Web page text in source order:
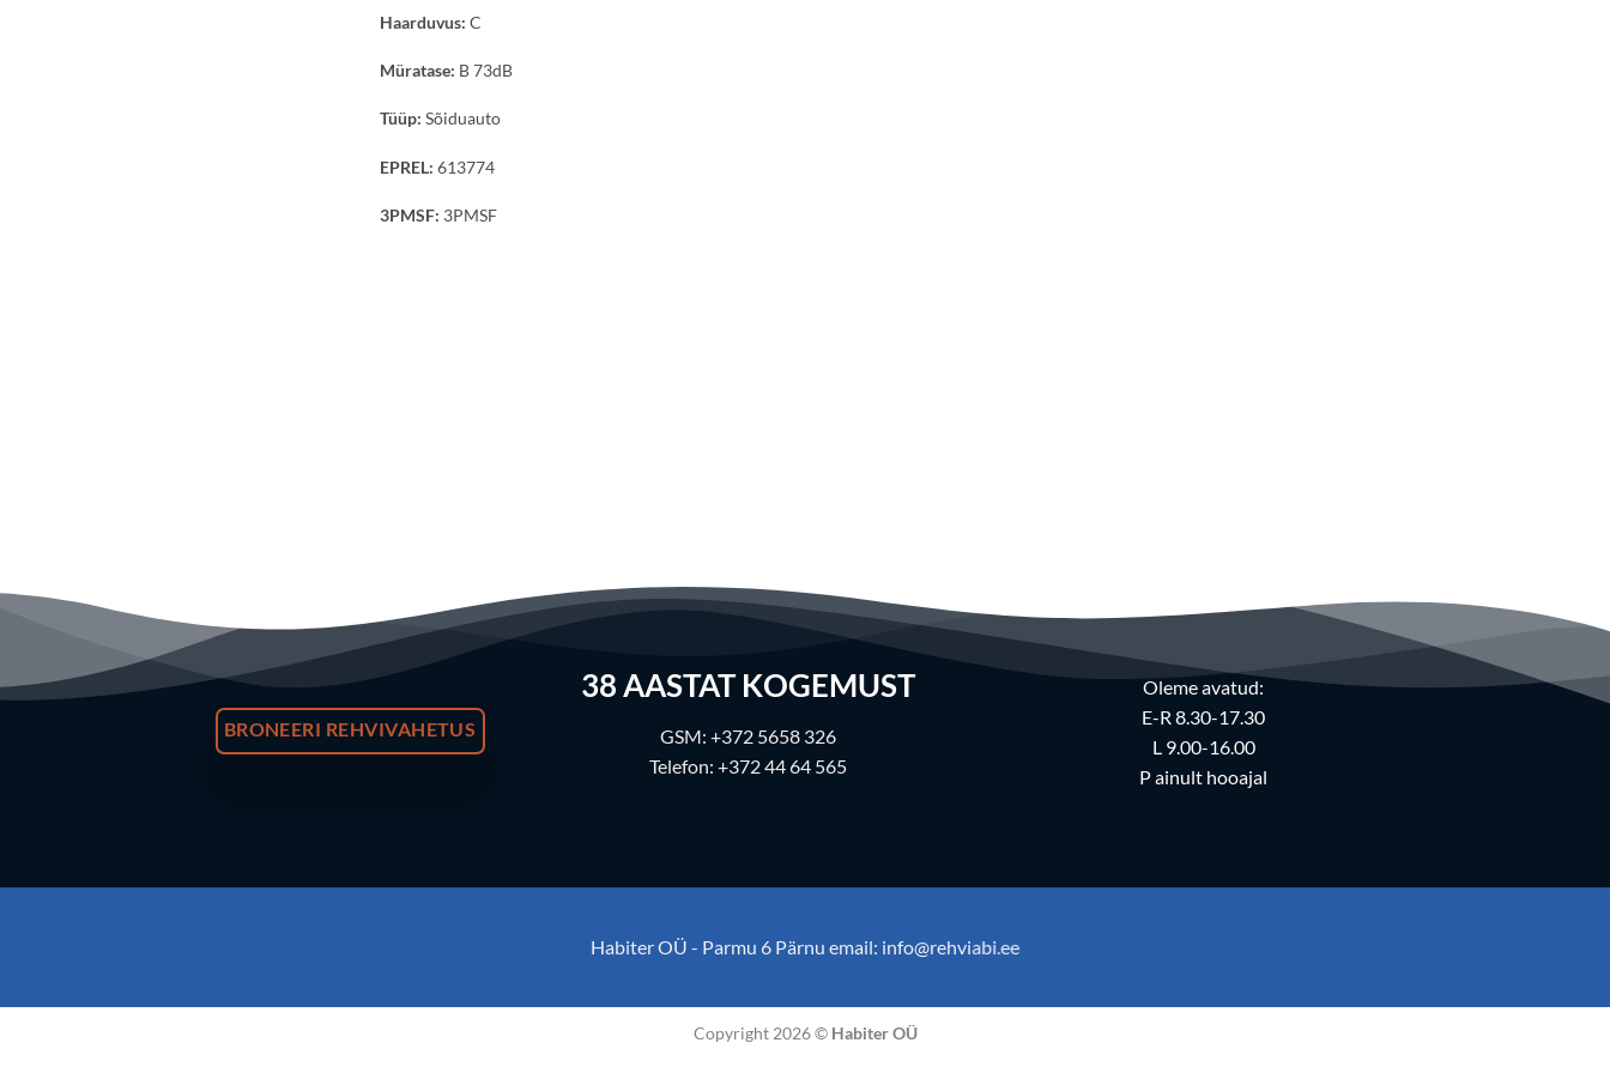
Haarduvus: C
Müratase: B 73dB
Tüüp: Sõiduauto
EPREL: 613774
3PMSF: 3PMSF
BRONEERI REHVIVAHETUS
38 AASTAT KOGEMUST
GSM: +372 5658 326
Telefon: +372 44 64 565
Oleme avatud:
E-R 8.30-17.30
L 9.00-16.00
P ainult hooajal
Habiter OÜ - Parmu 6 Pärnu email: info@rehviabi.ee
Copyright 2026 © Habiter OÜ